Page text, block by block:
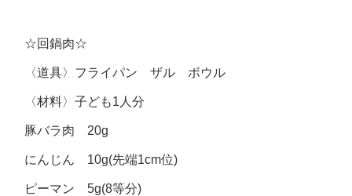
☆回鍋肉☆
〈道具〉フライパン ザル ボウル
〈材料〉子ども1人分
豚バラ肉 20g
にんじん 10g(先端1cm位)
ピーマン 5g(8等分)